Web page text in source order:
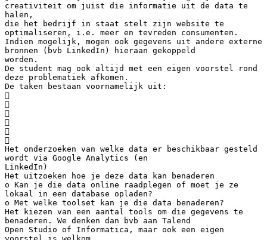
creativiteit om juist die informatie uit de data te
halen,
die het bedrijf in staat stelt zijn website te
optimaliseren, i.e. meer en tevreden consumenten.
Indien mogelijk, mogen ook gegevens uit andere externe
bronnen (bvb LinkedIn) hieraan gekoppeld
worden.
De student mag ook altijd met een eigen voorstel rond
deze problematiek afkomen.
De taken bestaan voornamelijk uit:






Het onderzoeken van welke data er beschikbaar gesteld
wordt via Google Analytics (en
LinkedIn)
Het uitzoeken hoe je deze data kan benaderen
o Kan je die data online raadplegen of moet je ze
lokaal in een database opladen?
o Met welke toolset kan je die data benaderen?
Het kiezen van een aantal tools om die gegevens te
benaderen. We denken dan bvb aan Talend
Open Studio of Informatica, maar ook een eigen